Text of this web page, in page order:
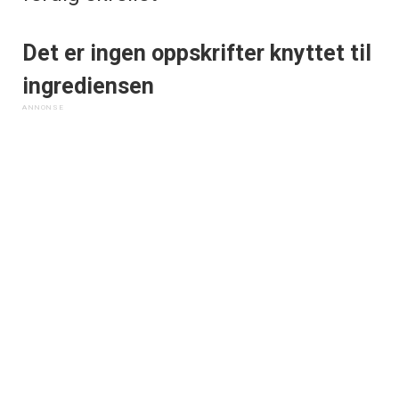
Det er ingen oppskrifter knyttet til
ingrediensen